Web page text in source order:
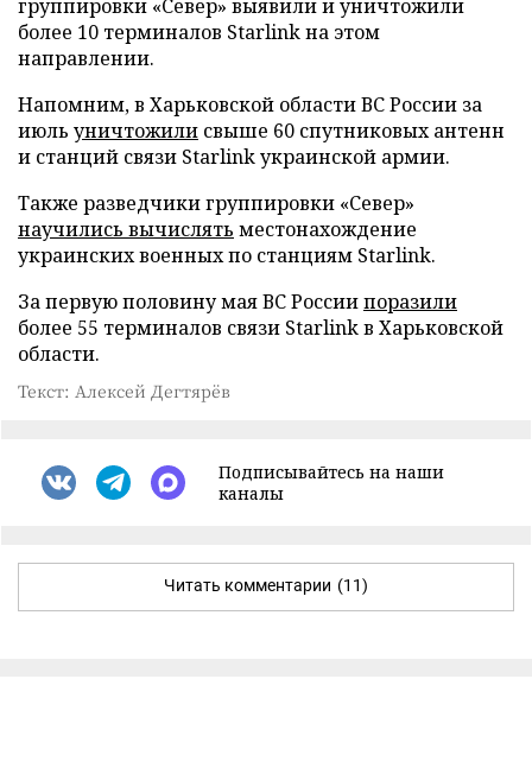
группировки «Север» выявили и уничтожили
более 10 терминалов Starlink на этом
направлении.
Напомним, в Харьковской области ВС России за
июль уничтожили свыше 60 спутниковых антенн
и станций связи Starlink украинской армии.
Также разведчики группировки «Север»
научились вычислять местонахождение
украинских военных по станциям Starlink.
За первую половину мая ВС Россиипоразили
более 55 терминалов связи Starlink в Харьковской
области.
Текст: Алексей Дегтярёв
Подписывайтесь на наши
каналы
Читать комментарии (11)